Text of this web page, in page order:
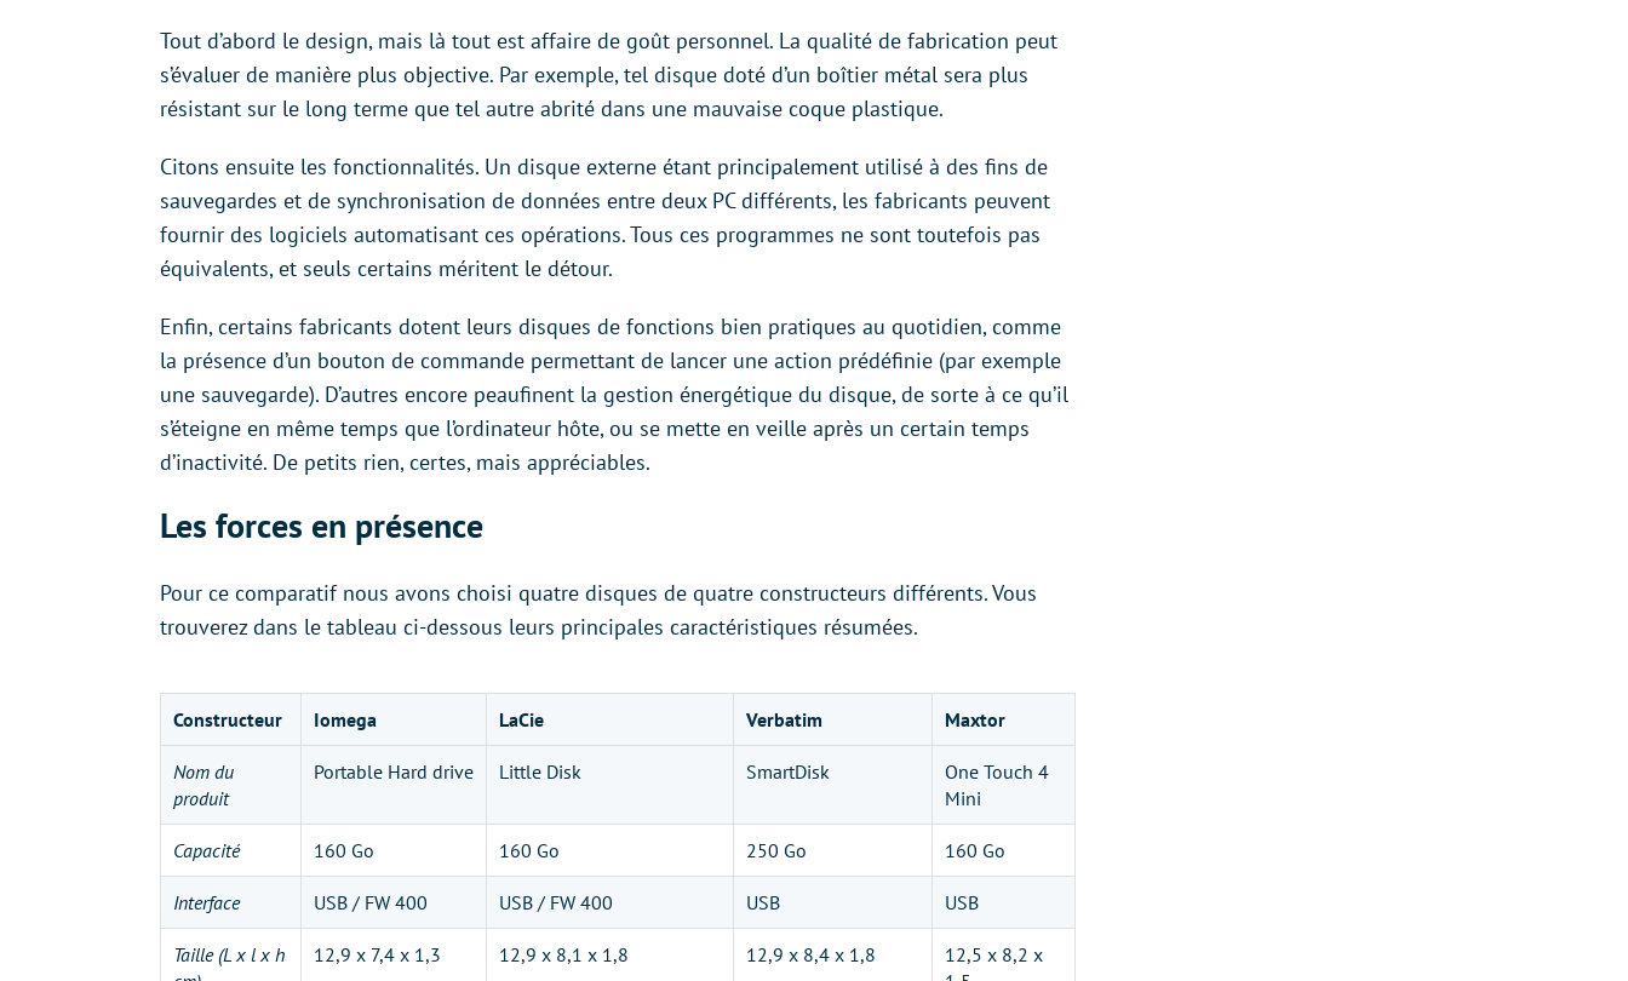
Tout d’abord le design, mais là tout est affaire de goût personnel. La qualité de fabrication peut
s’évaluer de manière plus objective. Par exemple, tel disque doté d’un boîtier métal sera plus
résistant sur le long terme que tel autre abrité dans une mauvaise coque plastique.
Citons ensuite les fonctionnalités. Un disque externe étant principalement utilisé à des fins de
sauvegardes et de synchronisation de données entre deux PC différents, les fabricants peuvent
fournir des logiciels automatisant ces opérations. Tous ces programmes ne sont toutefois pas
équivalents, et seuls certains méritent le détour.
Enfin, certains fabricants dotent leurs disques de fonctions bien pratiques au quotidien, comme
la présence d’un bouton de commande permettant de lancer une action prédéfinie (par exemple
une sauvegarde). D’autres encore peaufinent la gestion énergétique du disque, de sorte à ce qu’il
s’éteigne en même temps que l’ordinateur hôte, ou se mette en veille après un certain temps
d’inactivité. De petits rien, certes, mais appréciables.
Les forces en présence
Pour ce comparatif nous avons choisi quatre disques de quatre constructeurs différents. Vous
trouverez dans le tableau ci-dessous leurs principales caractéristiques résumées.
Constructeur Iomega LaCie Verbatim Maxtor
Nom du
produit
Portable Hard drive Little Disk SmartDisk
One Touch 4
Mini
Capacité 160 Go 160 Go 250 Go 160 Go
Interface USB / FW 400 USB / FW 400 USB USB
Taille (L x l x h
12,9 x 7,4 x 1,3 12,9 x 8,1 x 1,8 12,9 x 8,4 x 1,8
12,5 x 8,2 x